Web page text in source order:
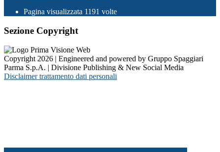
Pagina visualizzata 1191 volte
Sezione Copyright
Copyright 2026 | Engineered and powered by Gruppo Spaggiari
Parma S.p.A. | Divisione Publishing & New Social Media
Disclaimer trattamento dati personali